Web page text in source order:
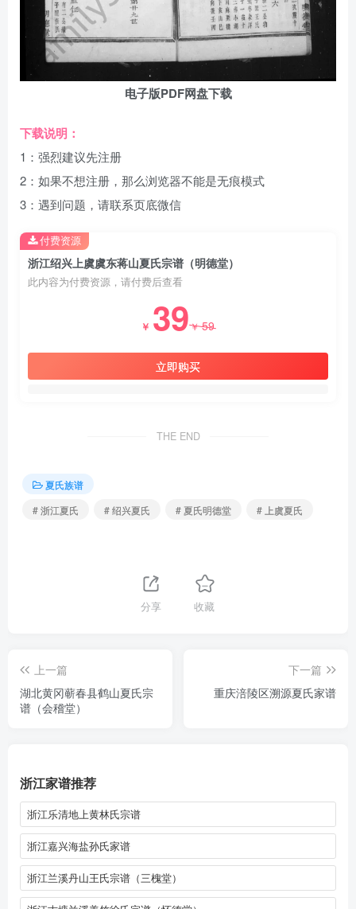
电子版PDF网盘下载
下载说明：
1：强烈建议先注册
2：如果不想注册，那么浏览器不能是无痕模式
3：遇到问题，请联系页底微信
浙江绍兴上虞虞东蒋山夏氏宗谱（明德堂）
此内容为付费资源，请付费后查看
￥ 39￥59
立即购买
付费资源
THE END
夏氏族谱
# 浙江夏氏
# 绍兴夏氏 # 夏氏明德堂 # 上虞夏氏
分享 收藏
上一篇
湖北黄冈蕲春县鹤山夏氏宗
谱（会稽堂）
下一篇
重庆涪陵区溯源夏氏家谱
浙江家谱推荐
浙江乐清地上黄林氏宗谱
浙江嘉兴海盐孙氏家谱
浙江兰溪丹山王氏宗谱（三槐堂）